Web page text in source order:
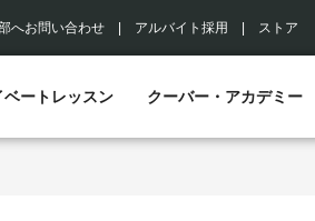
へお問い合わせ アルバイト採用 ストア
ベートレッスン クーバー・アカデミー